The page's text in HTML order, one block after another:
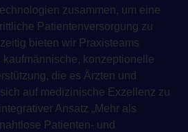
zusammen, um eine
Patientenversorgung zu
bieten wir Praxisteams
konzeptionelle
die es Ärzten und
auf medizinische Exzellenz zu
Ansatz „Mehr als
Patienten- und